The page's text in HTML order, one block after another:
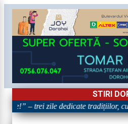
STIRI
– trei zile dedicate tradițiilor,